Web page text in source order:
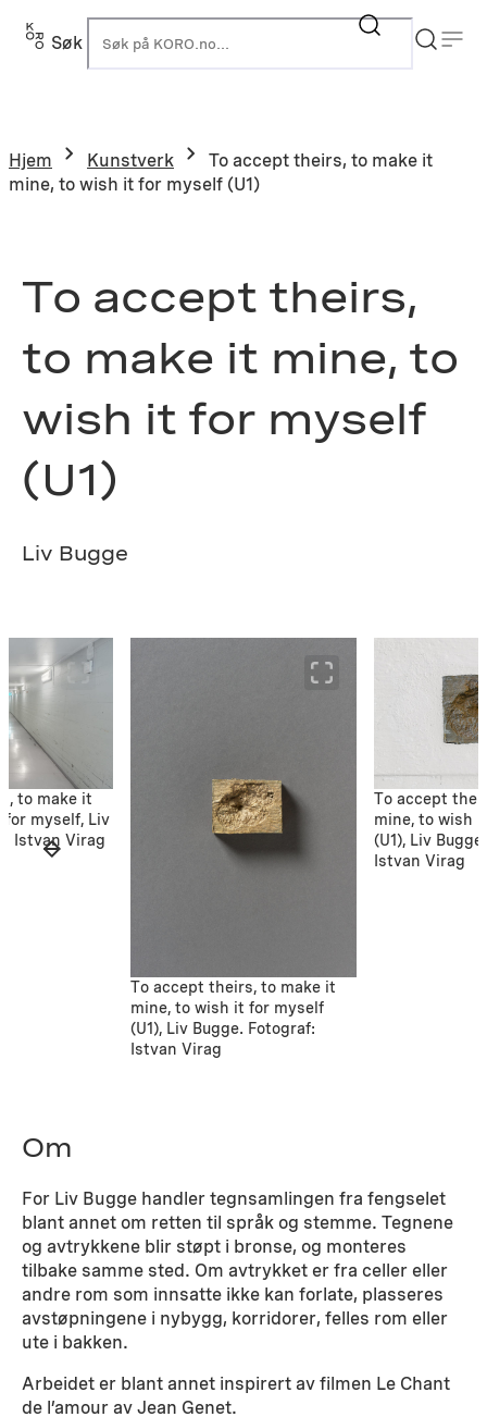
Hopp
Søk
Hjem Kunstverk
To accept theirs, to make it
mine, to wish it for myself (U1)
To accept theirs,
to make it mine, to
wish it for myself
(U1)
Liv Bugge
to make it
myself, Liv
Istvan Virag
To accept theirs, to make it
mine, to wish it for myself
(U1), Liv Bugge. Fotograf:
Istvan Virag
To accept
mine, to wish
(U1), Liv
Istvan Virag
Om
For Liv Bugge handler tegnsamlingen fra fengselet
blant annet om retten til språk og stemme. Tegnene
og avtrykkene blir støpt i bronse, og monteres
tilbake samme sted. Om avtrykket er fra celler eller
andre rom som innsatte ikke kan forlate, plasseres
avstøpningene i nybygg, korridorer, felles rom eller
ute i bakken.
Arbeidet er blant annet inspirert av filmen Le Chant
de l’amour av Jean Genet.